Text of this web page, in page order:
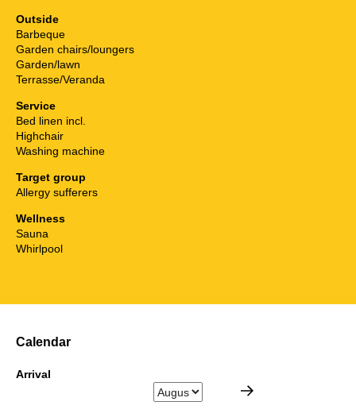
Outside
Barbeque
Garden chairs/loungers
Garden/lawn
Terrasse/Veranda
Service
Bed linen incl.
Highchair
Washing machine
Target group
Allergy sufferers
Wellness
Sauna
Whirlpool
Calendar
Arrival